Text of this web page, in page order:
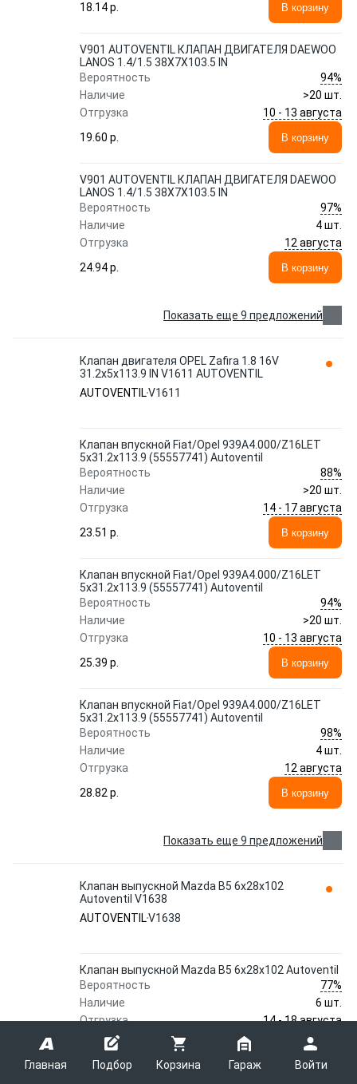
Главная Подбор Корзина Гараж Войти
18.14 p.
В корзину
V901 AUTOVENTIL КЛАПАН ДВИГАТЕЛЯ DAEWOO
LANOS 1.4/1.5 38X7X103.5 IN
Вероятность
94%
Наличие
>20 шт.
Отгрузка
10 - 13 августа
19.60 p.
В корзину
V901 AUTOVENTIL КЛАПАН ДВИГАТЕЛЯ DAEWOO
LANOS 1.4/1.5 38X7X103.5 IN
Вероятность
97%
Наличие
4 шт.
Отгрузка
12 августа
24.94 p.
В корзину
Показать еще 9 предложений
Клапан двигателя OPEL Zafira 1.8 16V
31.2x5x113.9 IN V1611 AUTOVENTIL
AUTOVENTILV1611
Клапан впускной Fiat/Opel 939A4.000/Z16LET
5x31.2x113.9 (55557741) Autoventil
Вероятность
88%
Наличие
>20 шт.
Отгрузка
14 - 17 августа
23.51 p.
В корзину
Клапан впускной Fiat/Opel 939A4.000/Z16LET
5x31.2x113.9 (55557741) Autoventil
Вероятность
94%
Наличие
>20 шт.
Отгрузка
10 - 13 августа
25.39 p.
В корзину
Клапан впускной Fiat/Opel 939A4.000/Z16LET
5x31.2x113.9 (55557741) Autoventil
Вероятность
98%
Наличие
4 шт.
Отгрузка
12 августа
28.82 p.
В корзину
Показать еще 9 предложений
Клапан выпускной Mazda B5 6x28x102
Autoventil V1638
AUTOVENTILV1638
Клапан выпускной Mazda B5 6x28x102 Autoventil
Вероятность
77%
Наличие
6 шт.
Отгрузка
14 - 18 августа
12.31 p.
В корзину